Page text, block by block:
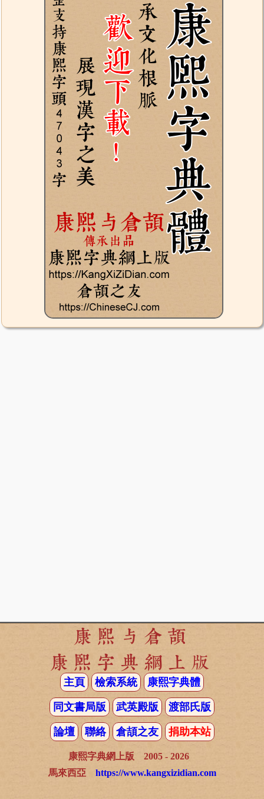
康熙与倉頡
康熙字典網上版
主頁 檢索系統 康熙字典體
同文書局版 武英殿版 渡部氏版
論壇 聯絡 倉頡之友 捐助本站
康熙字典網上版 2005 - 2026
馬來西亞 https://www.kangxizidian.com